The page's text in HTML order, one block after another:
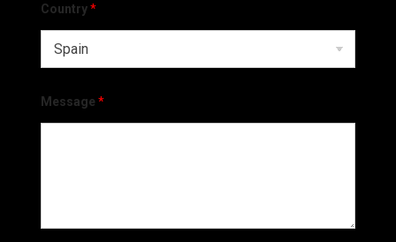
Country*
Message *